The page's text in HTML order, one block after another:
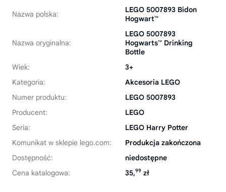
Nazwa polska:
LEGO 5007893 Bidon
Hogwart™
Nazwa oryginalna:
LEGO 5007893
Hogwarts™ Drinking
Bottle
Wiek:
3+
Kategoria:
Akcesoria LEGO
Numer produktu:
LEGO 5007893
Producent:
LEGO
Seria:
LEGO Harry Potter
Komunikat w sklepie lego.com:
Produkcja zakończona
Dostępność:
niedostępne
Cena katalogowa:
35,99 zł